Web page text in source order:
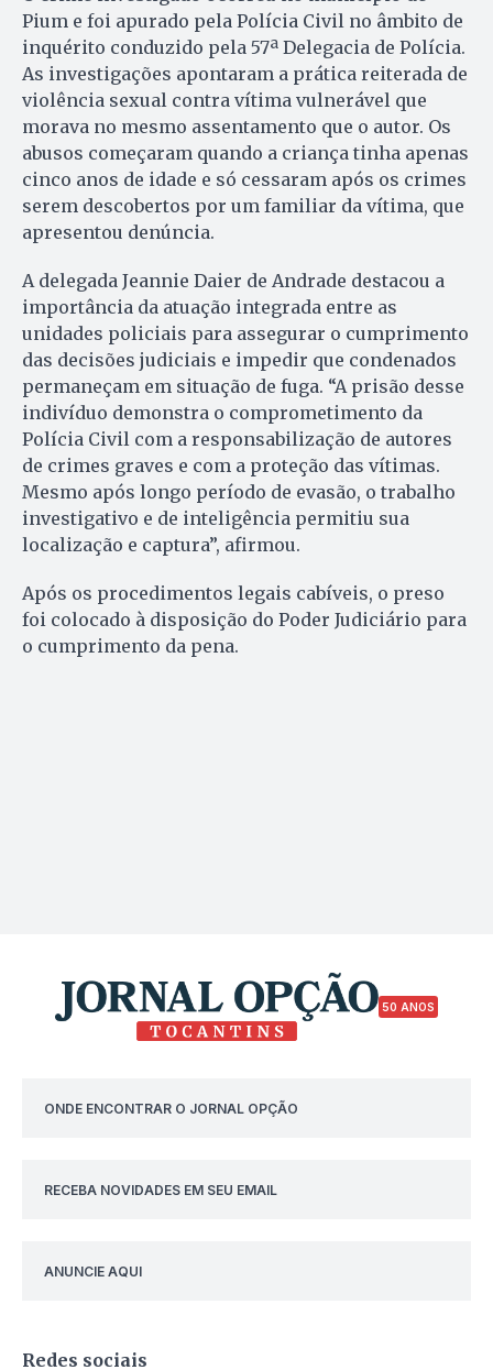
Pium e foi apurado pela Polícia Civil no âmbito de
inquérito conduzido pela 57ª Delegacia de Polícia.
As investigações apontaram a prática reiterada de
violência sexual contra vítima vulnerável que
morava no mesmo assentamento que o autor. Os
abusos começaram quando a criança tinha apenas
cinco anos de idade e só cessaram após os crimes
serem descobertos por um familiar da vítima, que
apresentou denúncia.
A delegada Jeannie Daier de Andrade destacou a
importância da atuação integrada entre as
unidades policiais para assegurar o cumprimento
das decisões judiciais e impedir que condenados
permaneçam em situação de fuga. “A prisão desse
indivíduo demonstra o comprometimento da
Polícia Civil com a responsabilização de autores
de crimes graves e com a proteção das vítimas.
Mesmo após longo período de evasão, o trabalho
investigativo e de inteligência permitiu sua
localização e captura”, afirmou.
Após os procedimentos legais cabíveis, o preso
foi colocado à disposição do Poder Judiciário para
o cumprimento da pena.
50 ANOS
ONDE ENCONTRAR O JORNAL OPÇÃO
RECEBA NOVIDADES EM SEU EMAIL
ANUNCIE AQUI
Redes sociais